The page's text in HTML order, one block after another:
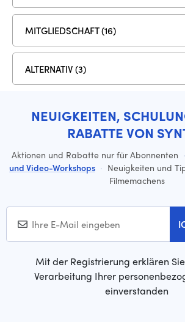
MITGLIEDSCHAFT (16)
ALTERNATIV (3)
NEUIGKEITEN,
RABATTE VON
Aktionen und Rabatte nur für Abonnenten ·
und Video-Workshops · Neuigkeiten und
Filmemachens
Mit der Registrierung erklären
Verarbeitung Ihrer
einverstanden